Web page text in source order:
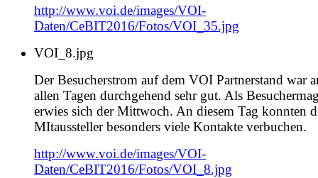
http://www.voi.de/images/VOI-
Daten/CeBIT2016/Fotos/VOI_35.jpg
VOI_8.jpg
Der Besucherstrom auf dem VOI Partnerstand war
allen Tagen durchgehend sehr gut. Als
erwies sich der Mittwoch. An diesem Tag konnten
MItaussteller besonders viele Kontakte verbuchen.
http://www.voi.de/images/VOI-
Daten/CeBIT2016/Fotos/VOI_8.jpg